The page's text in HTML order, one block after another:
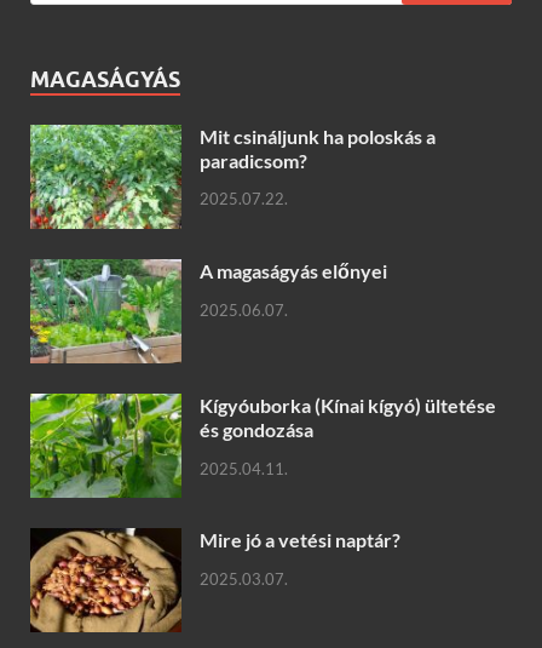
MAGASÁGYÁS
Mit csináljunk ha poloskás a
paradicsom?
2025.07.22.
A magaságyás előnyei
2025.06.07.
Kígyóuborka (Kínai kígyó) ültetése
és gondozása
2025.04.11.
Mire jó a vetési naptár?
2025.03.07.